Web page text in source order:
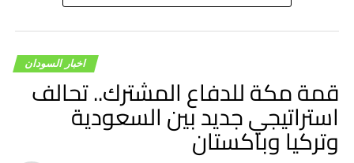
اخبار السودان
قمة مكة للدفاع المشترك.. تحالف
استراتيجي جديد بين السعودية
وتركيا وباكستان